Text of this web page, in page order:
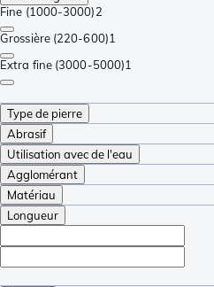
Fine (1000-3000)2
Grossière (220-600)1
Extra fine (3000-5000)1
Type de pierre
Abrasif
Utilisation avec de l'eau
Agglomérant
Matériau
Longueur